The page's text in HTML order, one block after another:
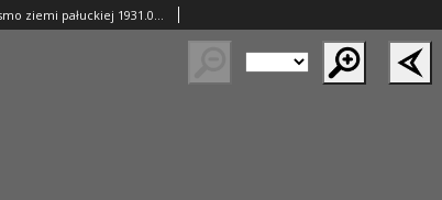
Gazeta Wągrowiecka: pismo ziemi pałuckiej 1931.09.10 R.11 Nr208